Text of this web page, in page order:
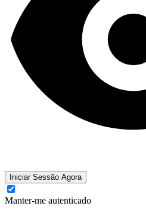
Iniciar Sessão Agora
Manter-me autenticado